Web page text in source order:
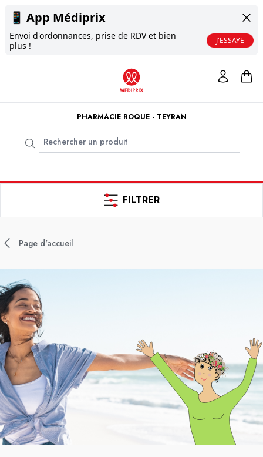
📱 App Médiprix
Envoi d'ordonnances, prise de RDV et bien
plus !
J'ESSAYE
PHARMACIE ROQUE - TEYRAN
FILTRER
Page d'accueil